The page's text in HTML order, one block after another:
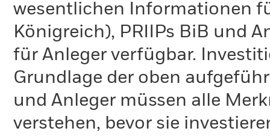
wesentlichen Informationen
Königreich), PRIIPs BiB und
für Anleger verfügbar.
Grundlage der oben
und Anleger müssen alle
verstehen, bevor sie